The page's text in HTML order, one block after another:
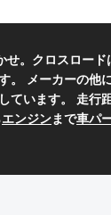
。クロスロー
。 メーカーの他
ています。 走
エンジンまで車パ